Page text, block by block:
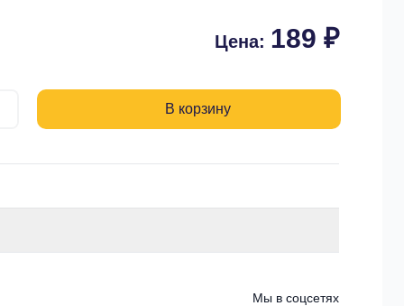
Цена: 189 ₽
В корзину
Мы в соцсетях